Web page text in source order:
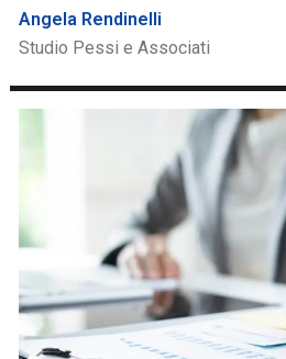
Angela Rendinelli
Studio Pessi e Associati